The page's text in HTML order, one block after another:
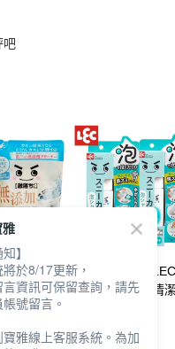
吧
LEC激落
劑
(無添加強
【廠商直送】
君球鞋用泡沫清
雅
】
於8/17更新，
資訊可保留查詢，請先
號留言。
雅線上客服系統。為加